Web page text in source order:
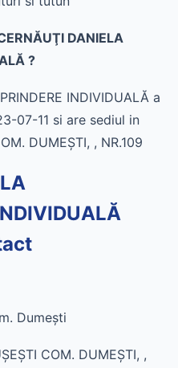
DANIELA
?
INDIVIDUALĂ a
07-11 si are sediul in
DUMEŞTI, , NR.109
Dumeşti
COM. DUMEŞTI, ,